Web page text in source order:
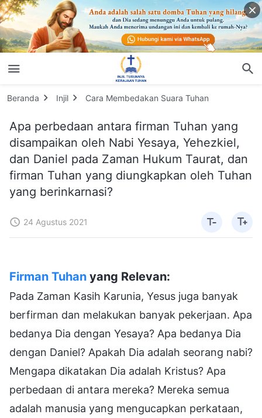
Beranda Injil Cara Membedakan Suara Tuhan
Apa perbedaan antara firman Tuhan yang
disampaikan oleh Nabi Yesaya, Yehezkiel,
dan Daniel pada Zaman Hukum Taurat, dan
firman Tuhan yang diungkapkan oleh Tuhan
yang berinkarnasi?
24 Agustus 2021
Firman Tuhan yang Relevan:
Pada Zaman Kasih Karunia, Yesus juga banyak
berfirman dan melakukan banyak pekerjaan. Apa
bedanya Dia dengan Yesaya? Apa bedanya Dia
dengan Daniel? Apakah Dia adalah seorang nabi?
Mengapa dikatakan Dia adalah Kristus? Apa
perbedaan di antara mereka? Mereka semua
adalah manusia yang mengucapkan perkataan,